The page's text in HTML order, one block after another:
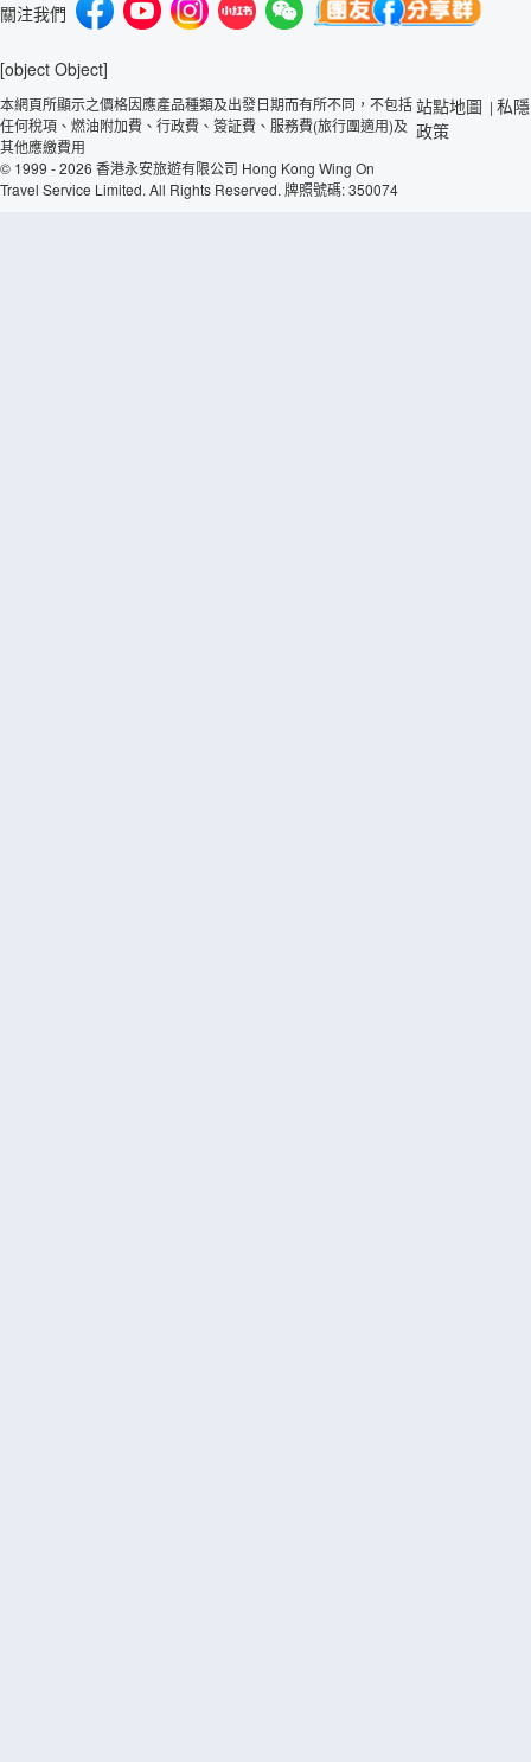
關注我們
[object Object]
本網頁所顯示之價格因應產品種類及出發日期而有所不同，不包括
任何稅項、燃油附加費、行政費、簽証費、服務費(旅行團適用)及
其他應繳費用
© 1999 - 2026 香港永安旅遊有限公司 Hong Kong Wing On
Travel Service Limited. All Rights Reserved. 牌照號碼: 350074
站點地圖 | 私隱
政策